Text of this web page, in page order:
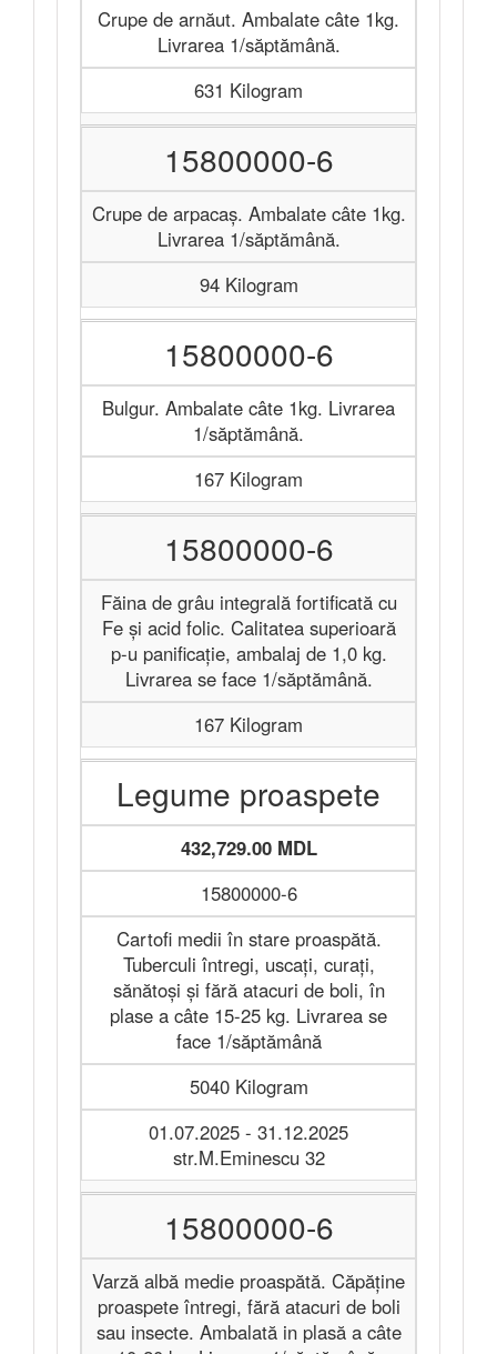
Crupe de arnăut. Ambalate câte 1kg.
Livrarea 1/săptămână.
631 Kilogram
15800000-6
Crupe de arpacaș. Ambalate câte 1kg.
Livrarea 1/săptămână.
94 Kilogram
15800000-6
Bulgur. Ambalate câte 1kg. Livrarea
1/săptămână.
167 Kilogram
15800000-6
Făina de grâu integrală fortificată cu
Fe și acid folic. Calitatea superioară
p-u panificație, ambalaj de 1,0 kg.
Livrarea se face 1/săptămână.
167 Kilogram
Legume proaspete
432,729.00 MDL
15800000-6
Cartofi medii în stare proaspătă.
Tuberculi întregi, uscați, curați,
sănătoși și fără atacuri de boli, în
plase a câte 15-25 kg. Livrarea se
face 1/săptămână
5040 Kilogram
01.07.2025 - 31.12.2025
str.M.Eminescu 32
15800000-6
Varză albă medie proaspătă. Căpăține
proaspete întregi, fără atacuri de boli
sau insecte. Ambalată in plasă a câte